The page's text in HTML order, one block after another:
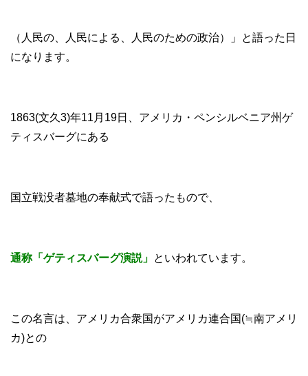
（人民の、人民による、人民のための政治）」と語った日
になります。
1863(文久3)年11月19日、アメリカ・ペンシルベニア州ゲ
ティスバーグにある
国立戦没者墓地の奉献式で語ったもので、
通称「ゲティスバーグ演説」 といわれています。
この名言は、アメリカ合衆国がアメリカ連合国(≒南アメリ
カ)との